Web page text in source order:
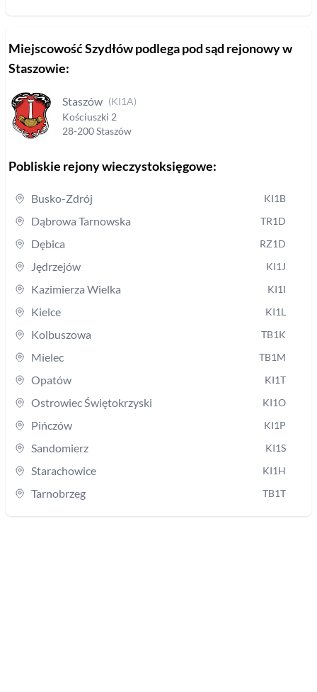
MiejscowośćSzydłówpodlega pod sąd rejonowyw
Staszowie:
Staszów (KI1A)
Kościuszki 2
28-200Staszów
Pobliskie rejony wieczystoksięgowe:
Busko-Zdrój KI1B
Dąbrowa Tarnowska TR1D
Dębica RZ1D
Jędrzejów KI1J
Kazimierza Wielka KI1I
Kielce KI1L
Kolbuszowa TB1K
Mielec TB1M
Opatów KI1T
Ostrowiec Świętokrzyski KI1O
Pińczów KI1P
Sandomierz KI1S
Starachowice KI1H
Tarnobrzeg TB1T